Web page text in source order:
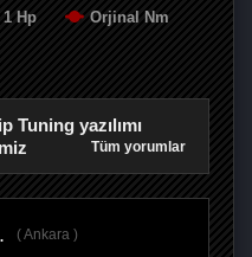
1 Hp
Orjinal Nm
Tuning yazılımı
Tüm yorumlar
Ankara